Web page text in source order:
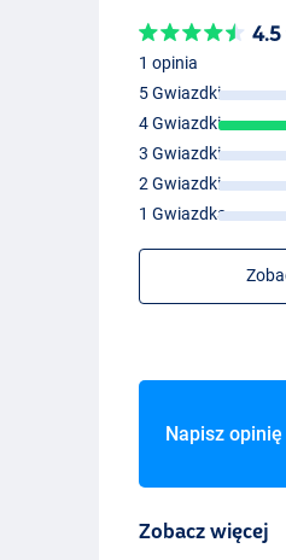
4.5
1 opinia
5 Gwiazdki
4 Gwiazdki
3 Gwiazdki
2 Gwiazdki
1 Gwiazdka
Napisz
Zobacz więcej